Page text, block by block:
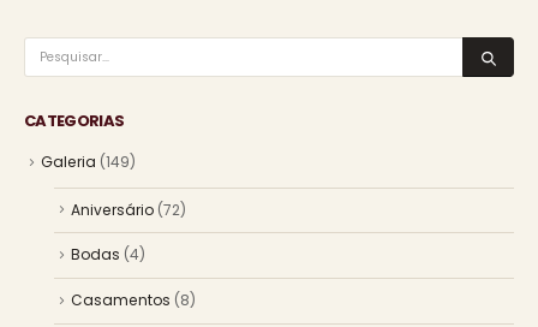
CATEGORIAS
Galeria (149)
Aniversário (72)
Bodas (4)
Casamentos (8)